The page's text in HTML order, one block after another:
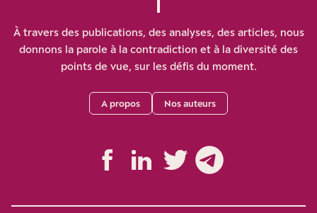
À travers des publications, des analyses, des articles, nous
donnons la parole à la contradiction et à la diversité des
points de vue, sur les défis du moment.
A propos Nos auteurs